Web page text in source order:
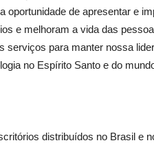
de apresentar e
e melhoram a vida das
serviços para manter nossa
no Espírito Santo e do
distribuídos no Brasil e